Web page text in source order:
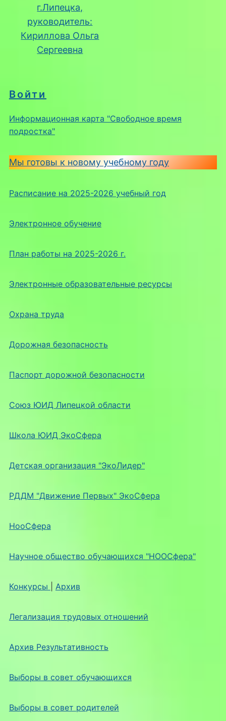
Войти
Информационная карта "Свободное время
подростка"
Мы готовы к новому учебному году
Расписание на 2025-2026 учебный год
Электронное обучение
План работы на 2025-2026 г.
Электронные образовательные ресурсы
Охрана труда
Дорожная безопасность
Паспорт дорожной безопасности
Союз ЮИД Липецкой области
Школа ЮИД ЭкоСфера
Детская организация "ЭкоЛидер"
РДДМ "Движение Первых" ЭкоСфера
НооСфера
Научное общество обучающихся "НООСфера"
Конкурсы Архив
Легализация трудовых отношений
Архив Результативность
Выборы в совет обучающихся
Выборы в совет родителей
г.Липецка,
руководитель:
Кириллова Ольга
Сергеевна